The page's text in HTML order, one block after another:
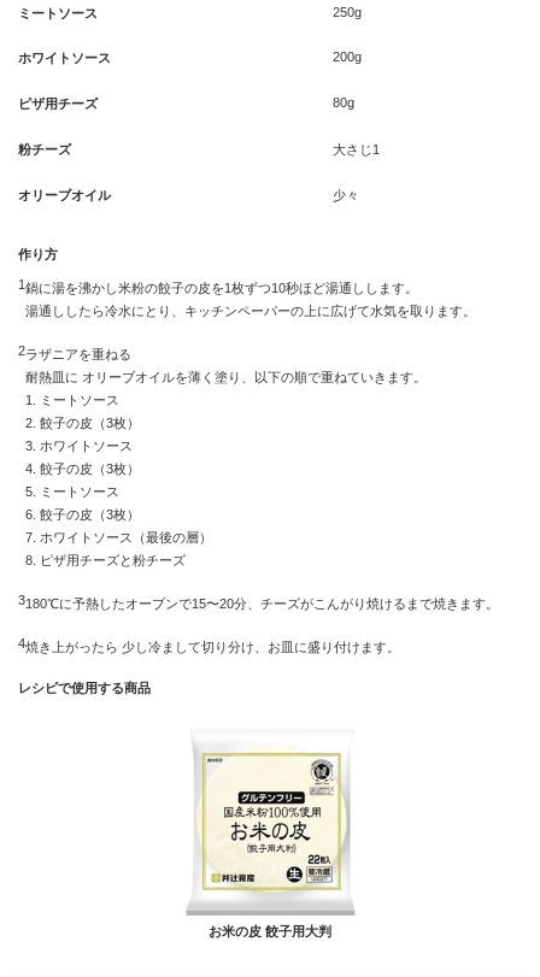
ミートソース 250g
ホワイトソース 200g
ピザ用チーズ 80g
粉チーズ 大さじ1
オリーブオイル 少々
作り方
1鍋に湯を沸かし米粉の餃子の皮を1枚ずつ10秒ほど湯通しします。
湯通ししたら冷水にとり、キッチンペーパーの上に広げて水気を取ります。
2ラザニアを重ねる
耐熱皿に オリーブオイルを薄く塗り、以下の順で重ねていきます。
1. ミートソース
2. 餃子の皮（3枚）
3. ホワイトソース
4. 餃子の皮（3枚）
5. ミートソース
6. 餃子の皮（3枚）
7. ホワイトソース（最後の層）
8. ピザ用チーズと粉チーズ
3180℃に予熱したオーブンで15〜20分、チーズがこんがり焼けるまで焼きます。
4焼き上がったら 少し冷まして切り分け、お皿に盛り付けます。
レシピで使用する商品
お米の皮 餃子用大判